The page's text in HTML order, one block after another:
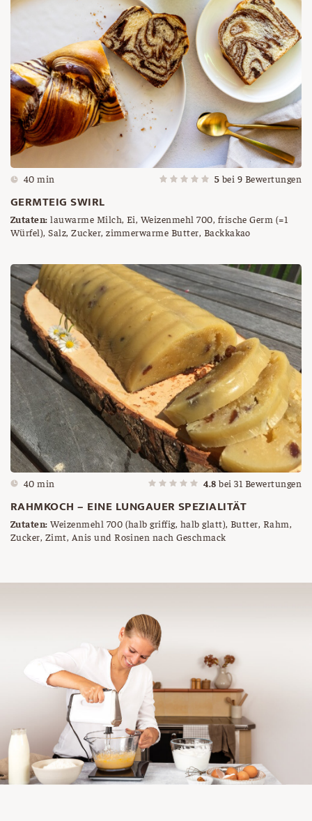
40 min 5 bei 9 Bewertungen
GERMTEIG SWIRL
Zutaten: lauwarme Milch, Ei, Weizenmehl 700, frische Germ (=1
Würfel), Salz, Zucker, zimmerwarme Butter, Backkakao
40 min 4.8 bei31 Bewertungen
RAHMKOCH – EINE LUNGAUER SPEZIALITÄT
Zutaten: Weizenmehl 700 (halb griffig, halb glatt), Butter, Rahm,
Zucker, Zimt, Anis und Rosinen nach Geschmack